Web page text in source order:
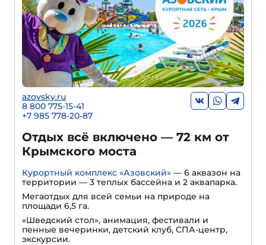
azovsky.ru
8 800 775-15-41
+7 985 778-20-87
Отдых всё включено — 72 км от
Крымского моста
Курортный комплекс «Азовский» — 6 аквазон на
территории — 3 теплых бассейна и 2 аквапарка.
Мегаотдых для всей семьи на природе на
площади 6,5 га.
«Шведский стол», анимация, фестивали и
пенные вечеринки, детский клуб, СПА-центр,
экскурсии.